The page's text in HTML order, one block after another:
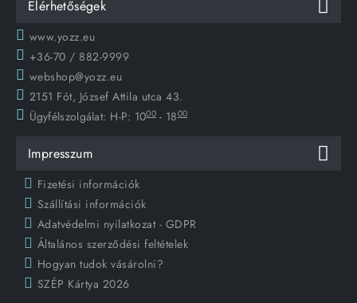
Elérhetőségek
www.yozz.eu
+36-70 / 882-9999
webshop@yozz.eu
2151 Fót, József Attila utca 43.
Ügyfélszolgálat: H-P: 1000 - 1800
Impresszum
Fizetési információk
Szállítási információk
Adatvédelmi nyilatkozat - GDPR
Általános szerződési feltételek
Hogyan tudok vásárolni?
SZÉP Kártya 2026